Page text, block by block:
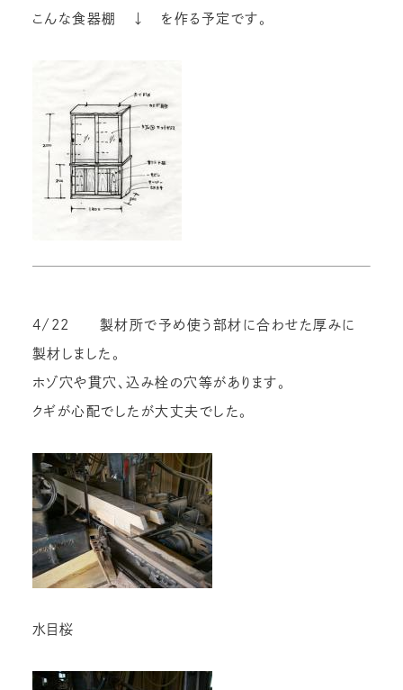
こんな食器棚 ↓ を作る予定です。
4/22 製材所で予め使う部材に合わせた厚みに
製材しました。
ホゾ穴や貫穴、込み栓の穴等があります。
クギが心配でしたが大丈夫でした。
水目桜